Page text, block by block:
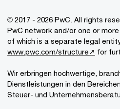
© 2017 - 2026 PwC. All rights
PwC network and/or one or
of which is a separate legal
www.pwc.com/structure↗ for
Wir erbringen hochwertige,
Dienstleistungen in den
Steuer- und